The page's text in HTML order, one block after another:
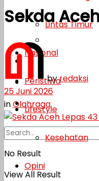
Lifestyle
DPKA
Nanggroe TV
No Result
View All Result
Lintas Timur
Nasional
Peristiwa
Lifestyle
Kesehatan
Opini
Sekda
byredaksi
25 Juni 2026
inOlahraga